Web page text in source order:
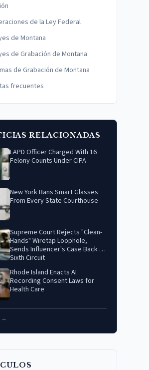
de la Ley Federal
de Montana
de Grabación de Montana
de Grabación de Montana
frecuentes
RELACIONADAS
LAPD Officer Charged With 16
Felony Counts Under CIPA
New York Bans Smart Glasses
From Every State Courthouse
Supreme Court Rejects "Clean-
Hands" Wiretap Loophole,
Sends Influencer's Case Back to
Sixth Circuit
Rhode Island Enacts AI
Recording Consent Laws for
Health Care
→